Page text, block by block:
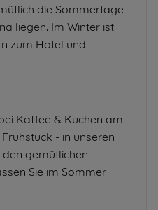
die Sommertage
liegen. Im Winter ist
zum Hotel und
Kaffee & Kuchen am
- in unseren
gemütlichen
Sie im Sommer